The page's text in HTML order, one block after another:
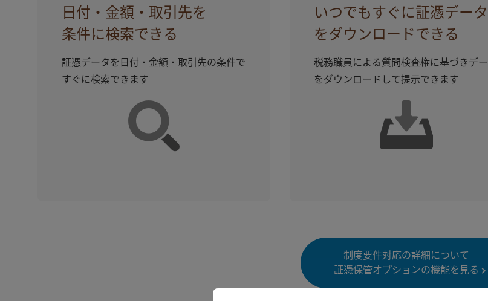
⽇付・⾦額・取引先を
条件に検索できる
証憑データを⽇付・⾦額・取引先の条件で
すぐに検索できます
いつでもすぐに証憑データ
をダウンロードできる
税務職員による質問検査権に基づきデ
をダウンロードして提⽰できます
制度要件対応の詳細について
証憑保管オプションの機能を見る